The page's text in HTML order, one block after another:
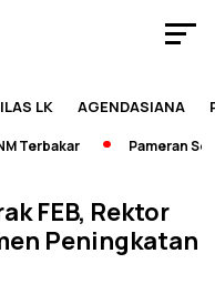
LK AGENDASIANA
Pameran
FEB, Rektor
Peningkatan